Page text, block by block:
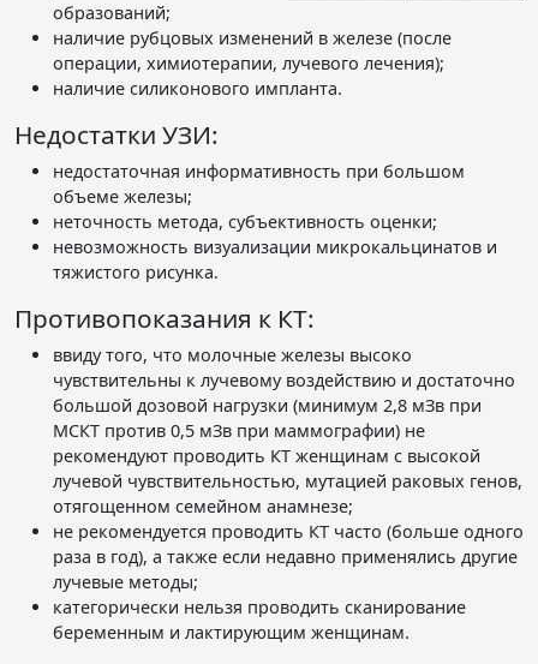
образований;
наличие рубцовых изменений в железе (после
операции, химиотерапии, лучевого лечения);
наличие силиконового импланта.
Недостатки УЗИ:
недостаточная информативность при большом
объеме железы;
неточность метода, субъективность оценки;
невозможность визуализации микрокальцинатов и
тяжистого рисунка.
Противопоказания к КТ:
ввиду того, что молочные железы высоко
чувствительны к лучевому воздействию и достаточно
большой дозовой нагрузки (минимум 2,8 мЗв при
МСКТ против 0,5 мЗв при маммографии) не
рекомендуют проводить КТ женщинам с высокой
лучевой чувствительностью, мутацией раковых генов,
отягощенном семейном анамнезе;
не рекомендуется проводить КТ часто (больше одного
раза в год), а также если недавно применялись другие
лучевые методы;
категорически нельзя проводить сканирование
беременным и лактирующим женщинам.